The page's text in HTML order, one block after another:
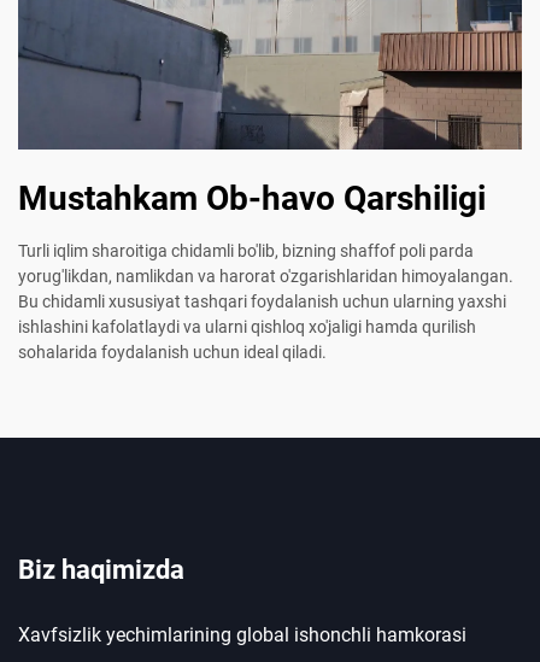
Mustahkam Ob-havo Qarshiligi
Turli iqlim sharoitiga chidamli bo'lib, bizning shaffof poli parda
yorug'likdan, namlikdan va harorat o'zgarishlaridan himoyalangan.
Bu chidamli xususiyat tashqari foydalanish uchun ularning yaxshi
ishlashini kafolatlaydi va ularni qishloq xo'jaligi hamda qurilish
sohalarida foydalanish uchun ideal qiladi.
Biz haqimizda
Xavfsizlik yechimlarining global ishonchli hamkorasi